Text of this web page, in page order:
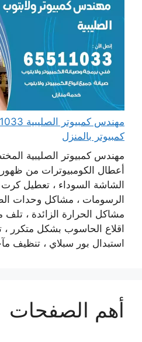
كمبيوتر بالمنزل
مهندس كمبيوتر الصليبية
أعطال الكومبيوترات من
الشاشة السوداء ، تعطيل
الرسومات ، مشاكل وحدات
مشاكل الحرارة الزائدة ، تلف
اقلاع الحاسوب بشكل متكرر ،
استبدال بور سبلاي ، تنظيف
أهم الصفحات